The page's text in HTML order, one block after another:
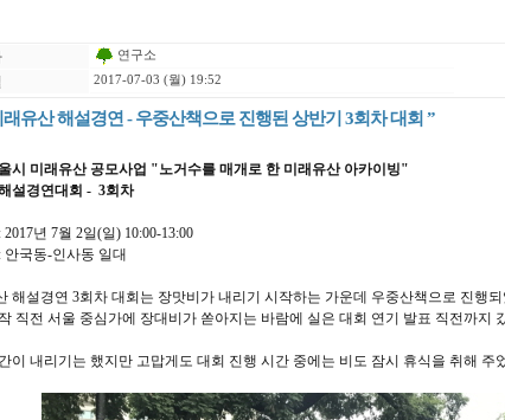
연구소
2017-07-03 (월) 19:52
래유산 해설경연 - 우중산책으로 진행된 상반기 3회차 대회 ”
시 미래유산 공모사업 "노거수를 매개로 한 미래유산 아카이빙"
설경연대회 - 3회차
2017년 7월 2일(일) 10:00-13:00
안국동-인사동 일대
해설경연 3회차 대회는 장맛비가 내리기 시작하는 가운데 우중산책으로 진행
직전 서울 중심가에 장대비가 쏟아지는 바람에 실은 대회 연기 발표 직전까지
이 내리기는 했지만 고맙게도 대회 진행 시간 중에는 비도 잠시 휴식을 취해 주